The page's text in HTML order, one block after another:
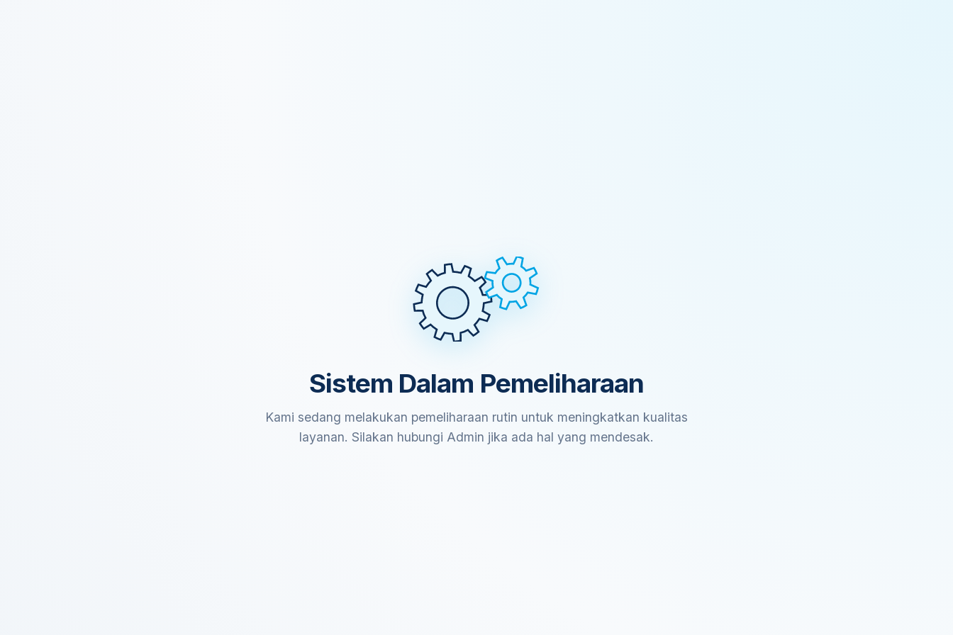
Sistem Dalam Pemeliharaan
Kami sedang melakukan pemeliharaan rutin untuk meningkatkan kualitas
layanan. Silakan hubungi Admin jika ada hal yang mendesak.